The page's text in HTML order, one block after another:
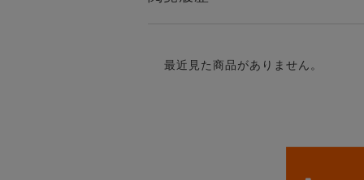
最近見た商品がありません。